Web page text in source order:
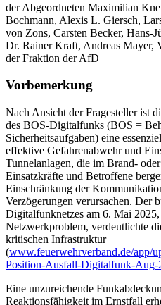
der Abgeordneten Maximilian
Bochmann, Alexis L. Giersch,
von Zons, Carsten Becker, Hans-
Dr. Rainer Kraft, Andreas Mayer,
der Fraktion der AfD
Vorbemerkung
Nach Ansicht der Fragesteller ist
des BOS-Digitalfunks (BOS =
Sicherheitsaufgaben) eine
effektive Gefahrenabwehr und
Tunnelanlagen, die im Brand-
Einsatzkräfte und Betroffene
Einschränkung der
Verzögerungen verursachen. Der
Digitalfunknetzes am 6. Mai
Netzwerkproblem, verdeutlichte
kritischen Infrastruktur
(www.feuerwehrverband.de/app/
Position-Ausfall-Digitalfunk-Aug-
Eine unzureichende
Reaktionsfähigkeit im Ernstfall